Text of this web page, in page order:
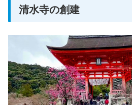
清水寺の創建